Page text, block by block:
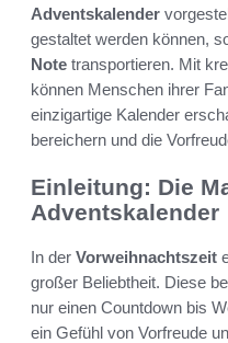
Adventskalender
gestaltet werden können,
Note transportieren. Mit
können Menschen ihrer
einzigartige Kalender
bereichern und die
Einleitung: Die
Adventskalender
In der Vorweihnachtszeit
großer Beliebtheit. Diese
nur einen Countdown bis
ein Gefühl von Vorfreude